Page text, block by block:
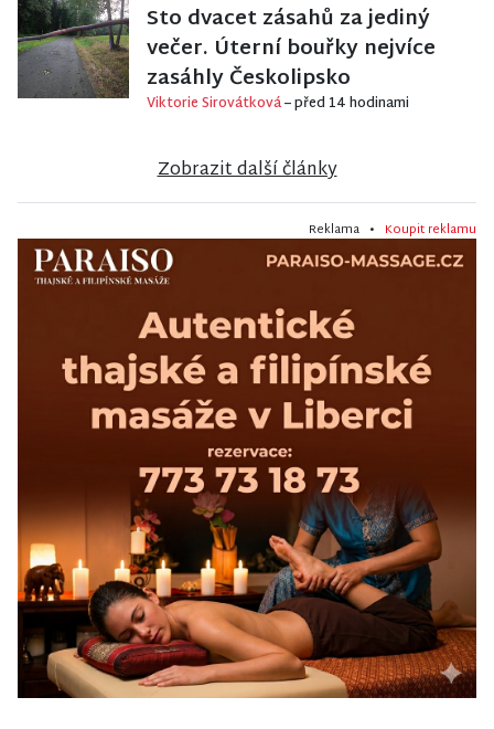
Sto dvacet zásahů za jediný
večer. Úterní bouřky nejvíce
zasáhly Českolipsko
Viktorie Sirovátková– před 14 hodinami
Zobrazit další články
Reklama • Koupit reklamu